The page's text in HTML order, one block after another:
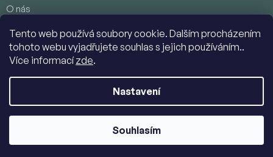
Tento web používá soubory cookie. Dalším procházením
tohoto webu vyjadřujete souhlas s jejich používáním..
Více informacízde.
Nastavení
Souhlasím
O nás
Podmínky ochrany osobních údajů
Kontakty
Vytvořil Shoptet
Copyright 2026Jumbolino-model.com. Všechna práva vyhrazena.
Upravit nastavení cookies